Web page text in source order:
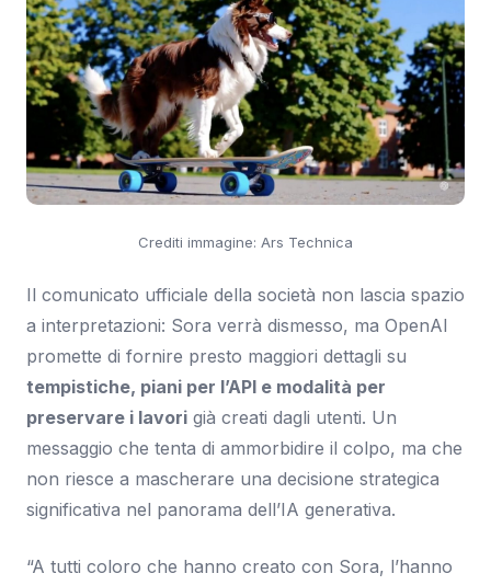
Crediti immagine: Ars Technica
Il comunicato ufficiale della società non lascia spazio
a interpretazioni: Sora verrà dismesso, ma OpenAI
promette di fornire presto maggiori dettagli su
tempistiche, piani per l’API e modalità per
preservare i lavori già creati dagli utenti. Un
messaggio che tenta di ammorbidire il colpo, ma che
non riesce a mascherare una decisione strategica
significativa nel panorama dell’IA generativa.
“A tutti coloro che hanno creato con Sora, l’hanno